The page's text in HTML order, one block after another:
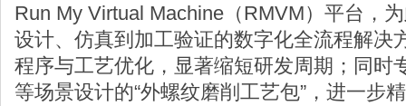
Run My Virtual Machine（RMVM）平台，
设计、仿真到加工验证的数字化全流程解决
程序与工艺优化，显著缩短研发周期；同时
等场景设计的“外螺纹磨削工艺包”，进一步